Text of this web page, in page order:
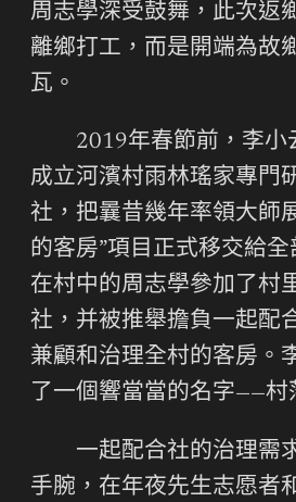
周志學深受鼓舞，此次返
離鄉打工，而是開端為故
瓦。
2019年春節前，李小
成立河濱村雨林瑤家專門
社，把曩昔幾年率領大師
的客房”項目正式移交給
在村中的周志學參加了村
社，并被推舉擔負一起配
兼顧和治理全村的客房。
了一個響當當的名字——村
一起配合社的治理需
手腕，在年夜先生志愿者